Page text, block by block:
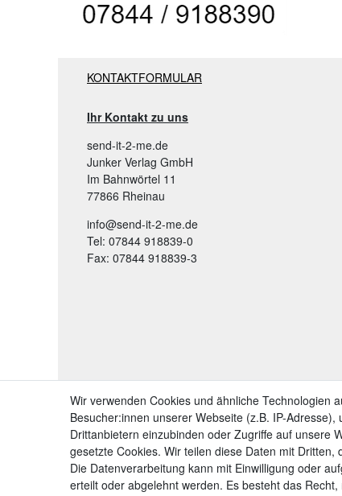
KONTAKTFORMULAR
Ihr Kontakt zu uns
send-it-2-me.de
Junker Verlag GmbH
Im Bahnwörtel 11
77866 Rheinau
info@send-it-2-me.de
Tel: 07844 918839-0
Fax: 07844 918839-3
Wir verwenden Cookies und ähnliche Technologien
Besucher:innen unserer Webseite (z.B. IP-
Drittanbietern einzubinden oder Zugriffe auf unsere
gesetzte Cookies. Wir teilen diese Daten mit Dritten,
Die Datenverarbeitung kann mit Einwilligung oder
erteilt oder abgelehnt werden. Es besteht das